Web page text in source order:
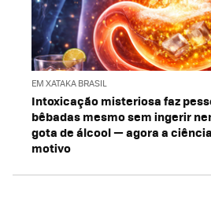
EM XATAKA BRASIL
Intoxicação misteriosa faz
bêbadas mesmo sem ingerir
gota de álcool — agora a
motivo